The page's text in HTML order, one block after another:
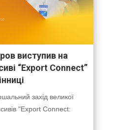
виступив на
“Export Connect”
захід великої
"Export Connect: